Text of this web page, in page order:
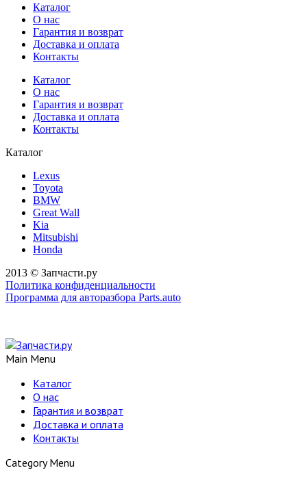
Каталог
О нас
Гарантия и возврат
Доставка и оплата
Контакты
Каталог
О нас
Гарантия и возврат
Доставка и оплата
Контакты
Каталог
Lexus
Toyota
BMW
Great Wall
Kia
Mitsubishi
Honda
2013 © Запчасти.ру
Политика конфиденциальности
Программа для авторазбора Parts.auto
Main Menu
Каталог
О нас
Гарантия и возврат
Доставка и оплата
Контакты
Category Menu